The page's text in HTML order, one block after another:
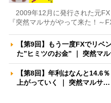
2009年12月に発行された元
『突然マルサがやって来た！～
【第9回】もう一度FXでリ
た”ヒミツのお金” ｜ 突然マ
【第8回】年利はなんと14.6
上がっていく ｜ 突然マルサ…